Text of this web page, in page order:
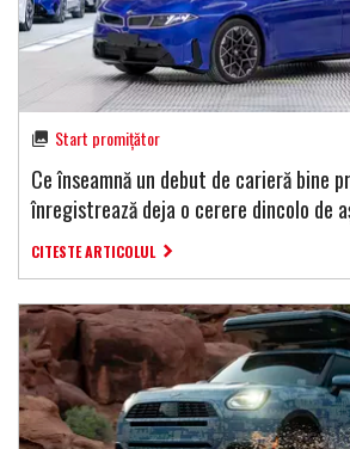
Start promițător
Ce înseamnă un debut de carieră bine
înregistrează deja o cerere dincolo de
CITESTE ARTICOLUL